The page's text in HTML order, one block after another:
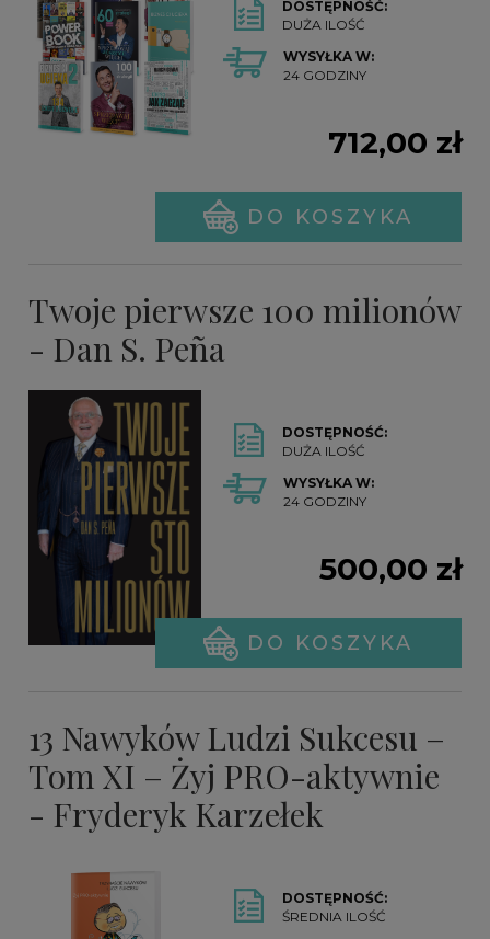
DOSTĘPNOŚĆ:
DUŻA ILOŚĆ
WYSYŁKA W:
24 GODZINY
712,00 zł
DO KOSZYKA
Twoje pierwsze 100 milionów
- Dan S. Peña
DOSTĘPNOŚĆ:
DUŻA ILOŚĆ
WYSYŁKA W:
24 GODZINY
500,00 zł
DO KOSZYKA
13 Nawyków Ludzi Sukcesu –
Tom XI – Żyj PRO-aktywnie
- Fryderyk Karzełek
DOSTĘPNOŚĆ:
ŚREDNIA ILOŚĆ